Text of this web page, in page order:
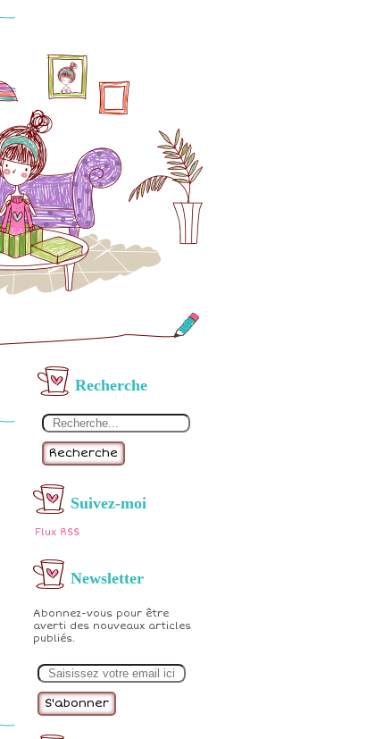
Recherche
Recherche
Suivez-moi
Flux RSS
Newsletter
Abonnez-vous pour être
averti des nouveaux articles
publiés.
m